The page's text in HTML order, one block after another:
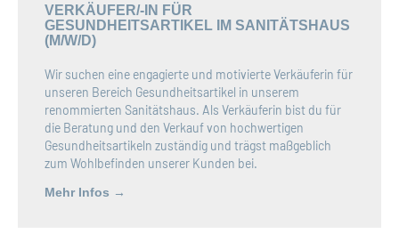
VERKÄUFER/-IN FÜR
GESUNDHEITSARTIKEL IM SANITÄTSHAUS
(M/W/D)
Wir suchen eine engagierte und motivierte Verkäuferin für
unseren Bereich Gesundheitsartikel in unserem
renommierten Sanitätshaus. Als Verkäuferin bist du für
die Beratung und den Verkauf von hochwertigen
Gesundheitsartikeln zuständig und trägst maßgeblich
zum Wohlbefinden unserer Kunden bei.
Mehr Infos →